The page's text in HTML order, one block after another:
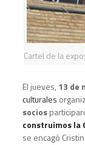
Cartel de la
El jueves, 13 de
culturales
socios
construimos la
se encagó